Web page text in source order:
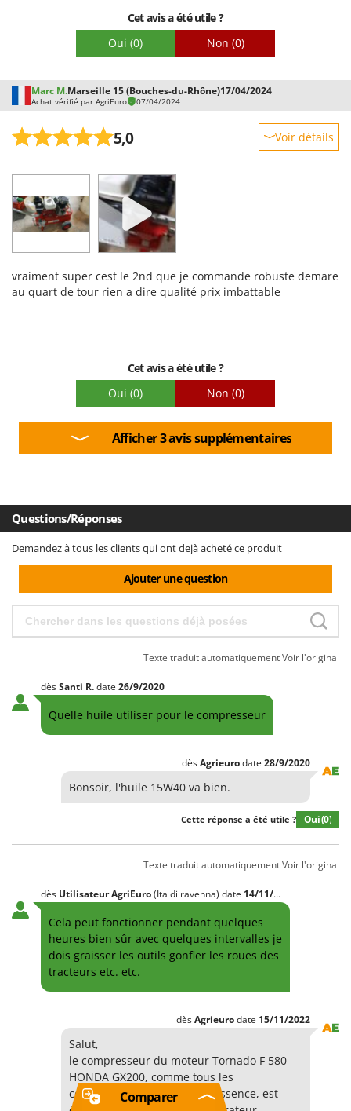
Cet avis a été utile ?
Oui (0) Non (0)
Marc M.Marseille 15 (Bouches-du-Rhône)17/04/2024
Achat vérifié par AgriEuro 07/04/2024
5,0 Voir détails
Facilité d'utilisation
Qualité / Prix
Facilité de montage
Emballage
vraiment super cest le 2nd que je commande robuste demare
au quart de tour rien a dire qualité prix imbattable
Cet avis a été utile ?
Oui (0) Non (0)
Afficher 3 avis supplémentaires
Questions/Réponses
Demandez à tous les clients qui ont dejà acheté ce produit
Ajouter une question
Texte traduit automatiquementVoir l'original
dèsSanti R.date 26/9/2020
Quelle huile utiliser pour le compresseur
dèsAgrieurodate 28/9/2020
Bonsoir, l'huile 15W40 va bien.
Cette réponse a été utile ? Oui(0)
Texte traduit automatiquementVoir l'original
dès Utilisateur AgriEuro(Ita di ravenna) date 14/11/2022
Cela peut fonctionner pendant quelques
heures bien sûr avec quelques intervalles je
dois graisser les outils gonfler les roues des
tracteurs etc. etc.
dèsAgrieurodate 15/11/2022
Salut,
le compresseur du moteur Tornado F 580
HONDA GX200, comme tous les
compresseurs de moteur à essence, est
Comparer